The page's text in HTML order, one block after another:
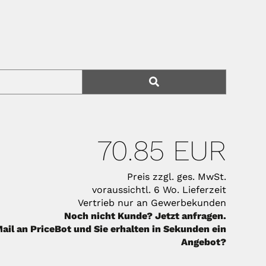
70.85 EUR
Preis zzgl. ges. MwSt.
voraussichtl. 6 Wo. Lieferzeit
Vertrieb nur an Gewerbekunden
Noch nicht Kunde? Jetzt anfragen.
an PriceBot und Sie erhalten in Sekunden ein
Angebot?